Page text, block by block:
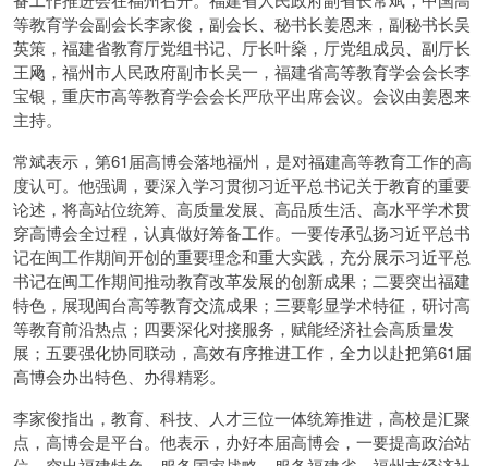
等教育学会副会长李家俊，副会长、秘书长姜恩来，副秘书长吴
英策，福建省教育厅党组书记、厅长叶燊，厅党组成员、副厅长
王飏，福州市人民政府副市长吴一，福建省高等教育学会会长李
宝银，重庆市高等教育学会会长严欣平出席会议。会议由姜恩来
主持。
常斌表示，第61届高博会落地福州，是对福建高等教育工作的高
度认可。他强调，要深入学习贯彻习近平总书记关于教育的重要
论述，将高站位统筹、高质量发展、高品质生活、高水平学术贯
穿高博会全过程，认真做好筹备工作。一要传承弘扬习近平总书
记在闽工作期间开创的重要理念和重大实践，充分展示习近平总
书记在闽工作期间推动教育改革发展的创新成果；二要突出福建
特色，展现闽台高等教育交流成果；三要彰显学术特征，研讨高
等教育前沿热点；四要深化对接服务，赋能经济社会高质量发
展；五要强化协同联动，高效有序推进工作，全力以赴把第61届
高博会办出特色、办得精彩。
李家俊指出，教育、科技、人才三位一体统筹推进，高校是汇聚
点，高博会是平台。他表示，办好本届高博会，一要提高政治站